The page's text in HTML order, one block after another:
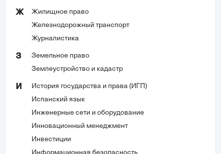
Ж
Жилищное право
Железнодорожный транспорт
Журналистика
З
Земельное право
Землеустройство и кадастр
И
История государства и права (ИГП)
Испанский язык
Инженерные сети и оборудование
Инновационный менеджмент
Инвестиции